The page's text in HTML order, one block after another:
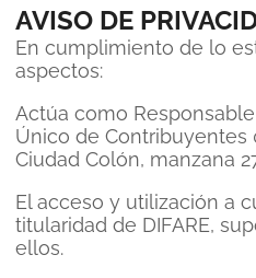
AVISO DE
En cumplimiento de lo
aspectos:
Actúa como
Único de Contribuyentes
Ciudad Colón, manzana
El acceso y utilización a
titularidad de DIFARE,
ellos.